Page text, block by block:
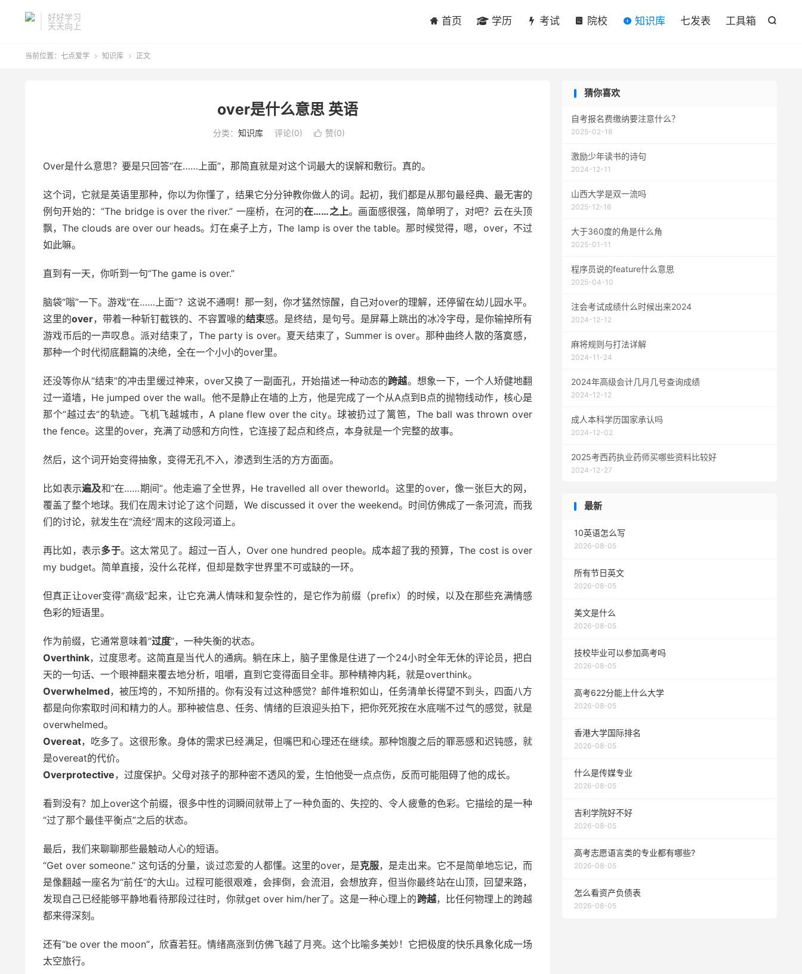
好好学习
天天向上

首页 学历 考试 院校 知识库 七发表 工具箱
当前位置： 七点爱学  知识库  正文
over是什么意思 英语
分类： 知识库 评论(0)  赞(0)
Over是什么意思？要是只回答“在……上面”，那简直就是对这个词最大的误解和敷衍。真的。
这个词，它就是英语里那种，你以为你懂了，结果它分分钟教你做人的词。起初，我们都是从那句最经典、最无害的
例句开始的：“The bridge is over the river.” 一座桥，在河的在……之上。画面感很强，简单明了，对吧？云在头顶
飘，The clouds are over our heads。灯在桌子上方，The lamp is over the table。那时候觉得，嗯，over，不过
如此嘛。
直到有一天，你听到一句“The game is over.”
脑袋“嗡”一下。游戏“在……上面”？这说不通啊！那一刻，你才猛然惊醒，自己对over的理解，还停留在幼儿园水平。
这里的over，带着一种斩钉截铁的、不容置喙的结束感。是终结，是句号。是屏幕上跳出的冰冷字母，是你输掉所有
游戏币后的一声叹息。派对结束了，The party is over。夏天结束了，Summer is over。那种曲终人散的落寞感，
那种一个时代彻底翻篇的决绝，全在一个小小的over里。
还没等你从“结束”的冲击里缓过神来，over又换了一副面孔，开始描述一种动态的跨越。想象一下，一个人矫健地翻
过一道墙，He jumped over the wall。他不是静止在墙的上方，他是完成了一个从A点到B点的抛物线动作，核心是
那个“越过去”的轨迹。飞机飞越城市，A plane flew over the city。球被扔过了篱笆，The ball was thrown over
the fence。这里的over，充满了动感和方向性，它连接了起点和终点，本身就是一个完整的故事。
然后，这个词开始变得抽象，变得无孔不入，渗透到生活的方方面面。
比如表示遍及和“在……期间”。他走遍了全世界，He travelled all over theworld。这里的over，像一张巨大的网，
覆盖了整个地球。我们在周末讨论了这个问题，We discussed it over the weekend。时间仿佛成了一条河流，而我
们的讨论，就发生在“流经”周末的这段河道上。
再比如，表示多于。这太常见了。超过一百人，Over one hundred people。成本超了我的预算，The cost is over
my budget。简单直接，没什么花样，但却是数字世界里不可或缺的一环。
但真正让over变得“高级”起来，让它充满人情味和复杂性的，是它作为前缀（prefix）的时候，以及在那些充满情感
色彩的短语里。
作为前缀，它通常意味着“过度”，一种失衡的状态。
Overthink，过度思考。这简直是当代人的通病。躺在床上，脑子里像是住进了一个24小时全年无休的评论员，把白
天的一句话、一个眼神翻来覆去地分析，咀嚼，直到它变得面目全非。那种精神内耗，就是overthink。
Overwhelmed，被压垮的，不知所措的。你有没有过这种感觉？邮件堆积如山，任务清单长得望不到头，四面八方
都是向你索取时间和精力的人。那种被信息、任务、情绪的巨浪迎头拍下，把你死死按在水底喘不过气的感觉，就是
overwhelmed。
Overeat，吃多了。这很形象。身体的需求已经满足，但嘴巴和心理还在继续。那种饱腹之后的罪恶感和迟钝感，就
是overeat的代价。
Overprotective，过度保护。父母对孩子的那种密不透风的爱，生怕他受一点点伤，反而可能阻碍了他的成长。
看到没有？加上over这个前缀，很多中性的词瞬间就带上了一种负面的、失控的、令人疲惫的色彩。它描绘的是一种
“过了那个最佳平衡点”之后的状态。
最后，我们来聊聊那些最触动人心的短语。
“Get over someone.” 这句话的分量，谈过恋爱的人都懂。这里的over，是克服，是走出来。它不是简单地忘记，而
是像翻越一座名为“前任”的大山。过程可能很艰难，会摔倒，会流泪，会想放弃，但当你最终站在山顶，回望来路，
发现自己已经能够平静地看待那段过往时，你就get over him/her了。这是一种心理上的跨越，比任何物理上的跨越
都来得深刻。
还有“be over the moon”，欣喜若狂。情绪高涨到仿佛飞越了月亮。这个比喻多美妙！它把极度的快乐具象化成一场
太空旅行。
猜你喜欢
自考报名费缴纳要注意什么？
2025-02-18
激励少年读书的诗句
2024-12-11
山西大学是双一流吗
2025-12-16
大于360度的角是什么角
2025-01-11
程序员说的feature什么意思
2025-04-10
注会考试成绩什么时候出来2024
2024-12-12
麻将规则与打法详解
2024-11-24
2024年高级会计几月几号查询成绩
2024-12-12
成人本科学历国家承认吗
2024-12-02
2025考西药执业药师买哪些资料比较好
2024-12-27
最新
10英语怎么写
2026-08-05
所有节日英文
2026-08-05
美文是什么
2026-08-05
技校毕业可以参加高考吗
2026-08-05
高考622分能上什么大学
2026-08-05
香港大学国际排名
2026-08-05
什么是传媒专业
2026-08-05
吉利学院好不好
2026-08-05
高考志愿语言类的专业都有哪些?
2026-08-05
怎么看资产负债表
2026-08-05